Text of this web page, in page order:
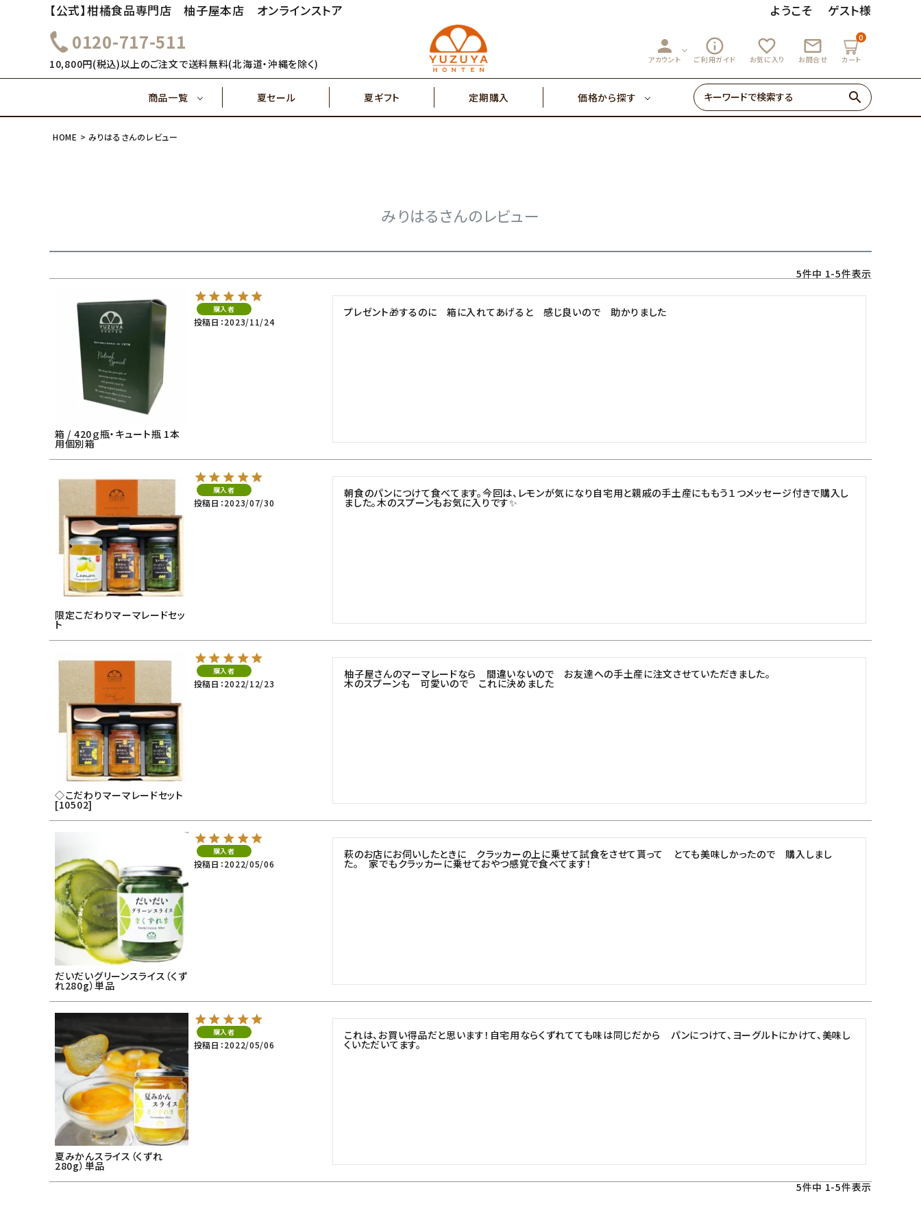
【公式】柑橘食品専門店 柚子屋本店 オンラインストア ようこそ ゲスト様
0120-717-511
10,800円(税込)以上のご注文で送料無料(北海道・沖縄を除く)
person
アカウント
info_outline
ご利用ガイド
favorite_outline
お気に入り
mail_outline
お問合せ
0
カート
商品一覧
辛味調味料・塩
夏セール 夏ギフト 定期購入 価格から探す search
健康飲料 マーマレード
搾り果汁100％ 辛味調味料・塩 ゼリー・あめ
～1,000円 2,000円～ 3,000円～
5,000円～ 7,000円～
HOME みりはるさんのレビュー
みりはるさんのレビュー
5件中 1-5件表示
箱 / 420ｇ瓶・キュート瓶 1本
用個別箱
購入者
投稿日 2023/11/24
プレゼント🎁するのに　箱に入れてあげると　感じ良いので　助かりました
限定こだわりマーマレードセッ
ト
購入者
投稿日 2023/07/30
朝食のパンにつけて食べてます。今回は、レモンが気になり自宅用と親戚の手土産にももう１つメッセージ付きで購入し
ました。木のスプーンもお気に入りです✨
◇こだわりマーマレードセット
[10502]
購入者
投稿日 2022/12/23
柚子屋さんのマーマレードなら　間違いないので　お友達への手土産に注文させていただきました。
木のスプーンも　可愛いので　これに決めました
だいだいグリーンスライス（くず
れ280g）単品
購入者
投稿日 2022/05/06
萩のお店にお伺いしたときに　クラッカーの上に乗せて試食をさせて貰って　とても美味しかったので　購入しまし
た。　家でもクラッカーに乗せておやつ感覚で食べてます！
夏みかんスライス（くずれ
280g）単品
購入者
投稿日 2022/05/06
これは、お買い得品だと思います！自宅用ならくずれてても味は同じだから　パンにつけて、ヨーグルトにかけて、美味し
くいただいてます。
5件中 1-5件表示